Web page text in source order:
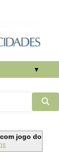
▼
jogo do